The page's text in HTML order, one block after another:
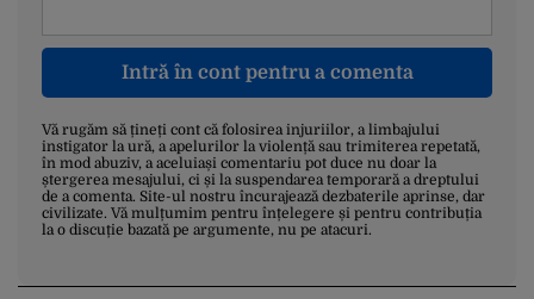
Intră în cont pentru a comenta
Vă rugăm să țineți cont că folosirea injuriilor, a limbajului
instigator la ură, a apelurilor la violență sau trimiterea repetată,
în mod abuziv, a aceluiași comentariu pot duce nu doar la
ștergerea mesajului, ci și la suspendarea temporară a dreptului
de a comenta. Site-ul nostru încurajează dezbaterile aprinse, dar
civilizate. Vă mulțumim pentru înțelegere și pentru contribuția
la o discuție bazată pe argumente, nu pe atacuri.